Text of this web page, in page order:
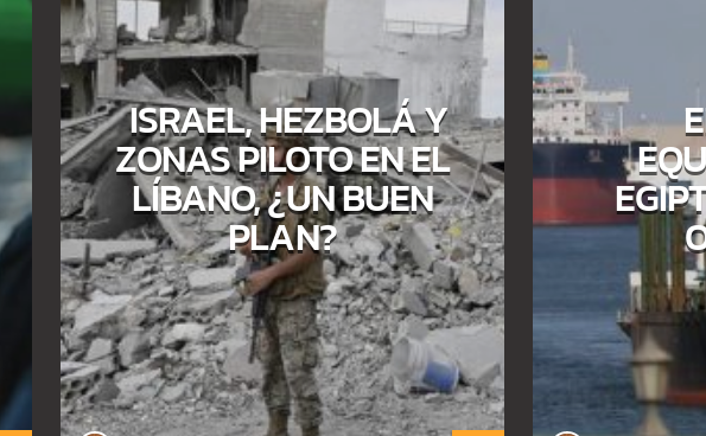
ISRAEL, HEZBOLÁ Y
ZONAS PILOTO EN EL
LÍBANO, ¿UN BUEN
PLAN?